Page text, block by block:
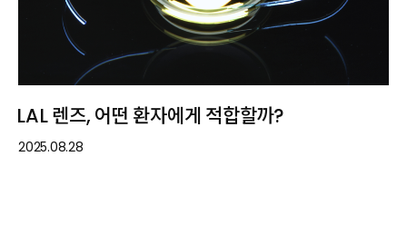
LAL 렌즈, 어떤 환자에게 적합할까?
2025.08.28